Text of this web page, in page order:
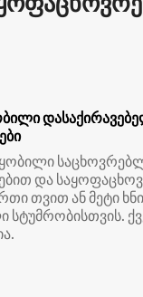
და
თვით ან მეტი